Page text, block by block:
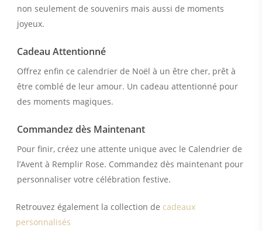
non seulement de souvenirs mais aussi de moments
joyeux.
Cadeau Attentionné
Offrez enfin ce calendrier de Noël à un être cher, prêt à
être comblé de leur amour. Un cadeau attentionné pour
des moments magiques.
Commandez dès Maintenant
Pour finir, créez une attente unique avec le Calendrier de
l’Avent à Remplir Rose. Commandez dès maintenant pour
personnaliser votre célébration festive.
Retrouvez également la collection de cadeaux
personnalisés